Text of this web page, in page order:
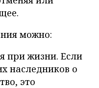
можно:
при жизни. Если
наследников о
это